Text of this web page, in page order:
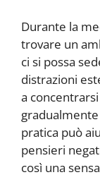
Durante la
trovare un
ci si possa
distrazioni
a
pratica può
pensieri
così una